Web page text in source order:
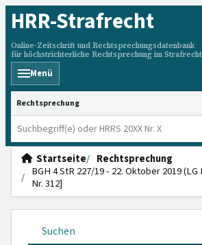
HRR-Strafrecht
Online-Zeitschrift und Rechtsprechungsdatenbank
für höchstrichterliche Rechtsprechung im Strafrecht
Menü
HRRS durchsuchen
Startseite
Rechtsprechung
BGH 4 StR 227/19 - 22. Oktober 2019 (LG
Nr. 312]
Suchen